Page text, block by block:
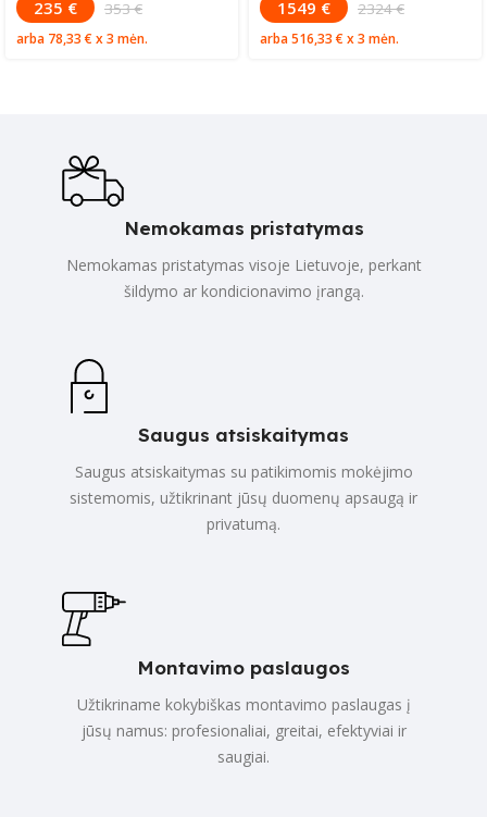
235 € 353 €
arba 78,33 €x 3 mėn.
1549 € 2324 €
arba516,33 €x 3 mėn.
Nemokamas pristatymas
Nemokamas pristatymas visoje Lietuvoje, perkant
šildymo ar kondicionavimo įrangą.
Saugus atsiskaitymas
Saugus atsiskaitymas su patikimomis mokėjimo
sistemomis, užtikrinant jūsų duomenų apsaugą ir
privatumą.
Montavimo paslaugos
Užtikriname kokybiškas montavimo paslaugas į
jūsų namus: profesionaliai, greitai, efektyviai ir
saugiai.